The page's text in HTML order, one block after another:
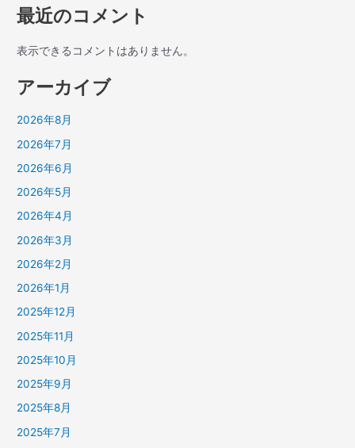
最近のコメント
表示できるコメントはありません。
アーカイブ
2026年8月
2026年7月
2026年6月
2026年5月
2026年4月
2026年3月
2026年2月
2026年1月
2025年12月
2025年11月
2025年10月
2025年9月
2025年8月
2025年7月